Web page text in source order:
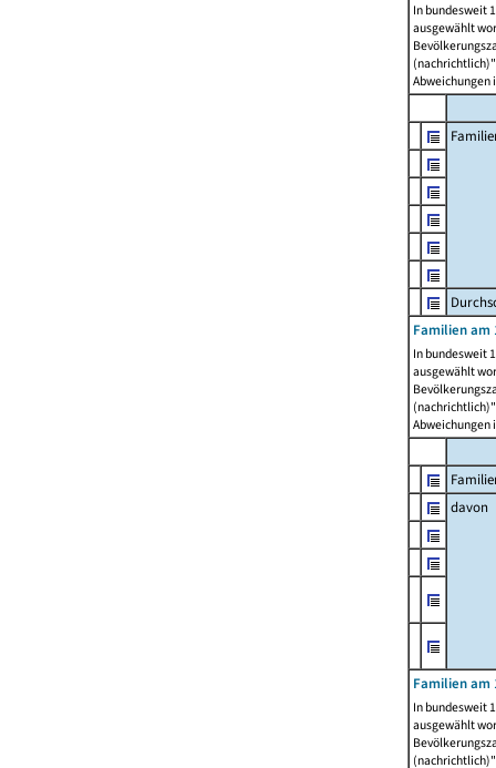
In bundesweit
ausgewählt
Abweichungen
Familien am
In bundesweit
ausgewählt
Abweichungen
davon
Familien am
In bundesweit
ausgewählt